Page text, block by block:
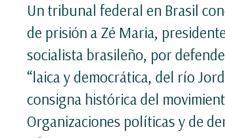
Un tribunal federal en Brasil
de prisión a Zé Maria,
socialista brasileño, por
“laica y democrática, del río
consigna histórica del
Organizaciones políticas y de